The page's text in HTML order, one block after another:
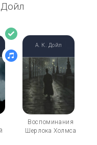
Воспоминания
Шерлока Холмса
А. К. Дойл